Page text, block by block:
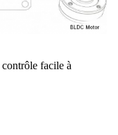
facile à